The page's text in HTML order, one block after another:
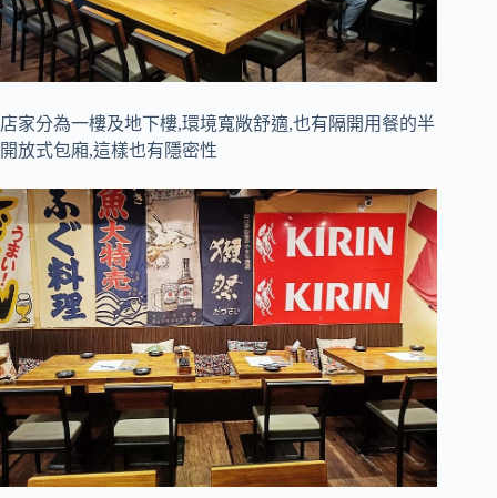
店家分為一樓及地下樓,環境寬敞舒適,也有隔開用餐的半
開放式包廂,這樣也有隱密性